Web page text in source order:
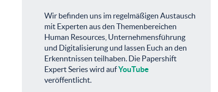
Wir befinden uns im regelmäßigen Austausch
mit Experten aus den Themenbereichen
Human Resources, Unternehmensführung
und Digitalisierung und lassen Euch an den
Erkenntnissen teilhaben. Die Papershift
Expert Series wird aufYouTube
veröffentlicht.